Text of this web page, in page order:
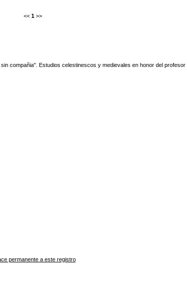
<< 1 >>
compañia". Estudios celestinescos y medievales en honor del
permanente a este registro